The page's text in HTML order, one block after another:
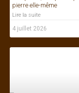
pierre elle-même
Lire la suite
4 juillet 2026